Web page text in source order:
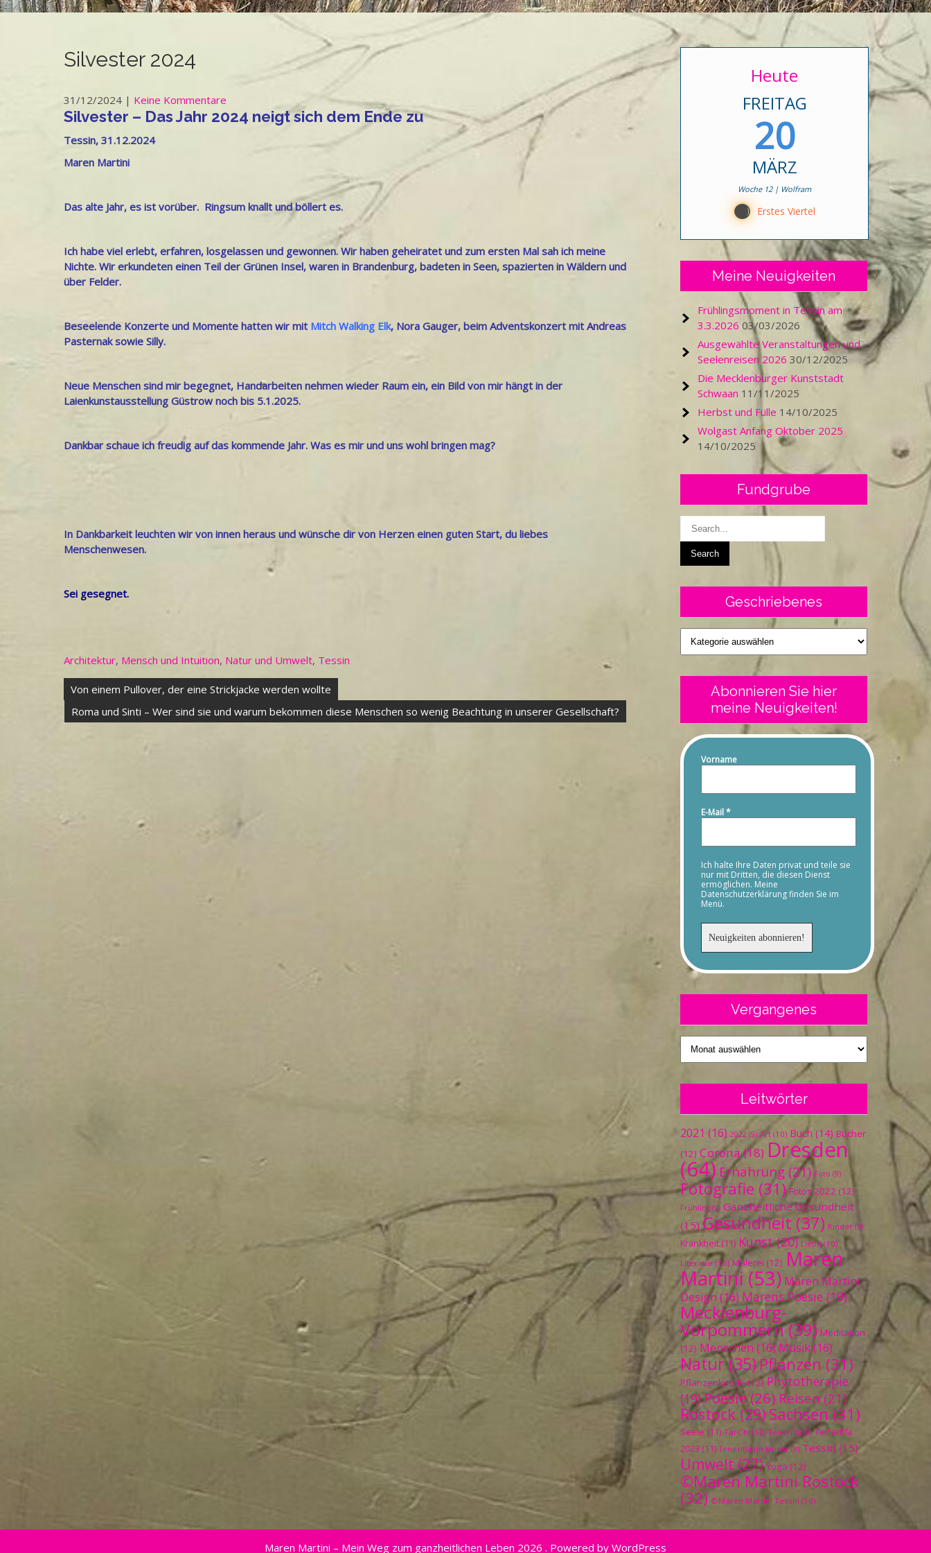
Silvester 2024
31/12/2024 | Keine Kommentare
Silvester – Das Jahr 2024 neigt sich dem Ende zu
Tessin, 31.12.2024
Maren Martini
Das alte Jahr, es ist vorüber. Ringsum knallt und böllert es.
Ich habe viel erlebt, erfahren, losgelassen und gewonnen. Wir haben geheiratet und zum ersten Mal sah ich meine
Nichte. Wir erkundeten einen Teil der Grünen Insel, waren in Brandenburg, badeten in Seen, spazierten in Wäldern und
über Felder.
Beseelende Konzerte und Momente hatten wir mit Mitch Walking Elk, Nora Gauger, beim Adventskonzert mit Andreas
Pasternak sowie Silly.
Neue Menschen sind mir begegnet, Handarbeiten nehmen wieder Raum ein, ein Bild von mir hängt in der
Laienkunstausstellung Güstrow noch bis 5.1.2025.
Dankbar schaue ich freudig auf das kommende Jahr. Was es mir und uns wohl bringen mag?
In Dankbarkeit leuchten wir von innen heraus und wünsche dir von Herzen einen guten Start, du liebes
Menschenwesen.
Sei gesegnet.
Architektur, Mensch und Intuition, Natur und Umwelt, Tessin
Beitragsnavigation
Von einem Pullover, der eine Strickjacke werden wollte
Roma und Sinti – Wer sind sie und warum bekommen diese Menschen so wenig Beachtung in unserer Gesellschaft?
Heute
FREITAG
20
MÄRZ
Woche 12 | Wolfram
B Erstes Viertel
Meine Neuigkeiten
Frühlingsmoment in Tessin am
3.3.2026 03/03/2026
Ausgewählte Veranstaltungen und
Seelenreisen 2026 30/12/2025
Die Mecklenburger Kunststadt
Schwaan 11/11/2025
Herbst und Fülle 14/10/2025
Wolgast Anfang Oktober 2025
14/10/2025
Fundgrube
Geschriebenes
Geschriebenes
Abonnieren Sie hier
meine Neuigkeiten!
Vorname
E-Mail*
Ich halte Ihre Daten privat und teile sie
nur mit Dritten, die diesen Dienst
ermöglichen. Meine
Datenschutzerklärung finden Sie im
Menü.
Vergangenes
Vergangenes
Leitwörter
2021 (16) 2022 (9) Art (10) Buch (14) Bücher
(12) Corona(18) Dresden
(64) Ernährung (21) Foto (9)
Fotografie (31) Fotos 2022 (12)
Frühling (9) Ganzheitliche Gesundheit
(15) Gesundheit (37) Kinder (9)
Krankheit (11) Kunst(20) Liebe(10)
Literatur (10) Malerei (12) Maren
Martini(53) Maren Martini
Design (16) Marens Poesie (19)
Mecklenburg-
Vorpommern(39) Meditation
(12) Menschen (16) Musik(16)
Natur(35)Pflanzen (31)
Pflanzenkunde(12) Phytotherapie
(19)Poesie(26) Reisen(21)
Rostock (29) Sachsen (31)
Seele (11) Tai Chi (10) Teneriffa (9) Teneriffa
2023 (11) Teneriffa im Januar(9) Tessin (15)
Umwelt (27) Yoga (12)
©Maren Martini Rostock
(32) ©Maren Martini Tessin (10)
Maren Martini – Mein Weg zum ganzheitlichen Leben 2026 . Powered by WordPress